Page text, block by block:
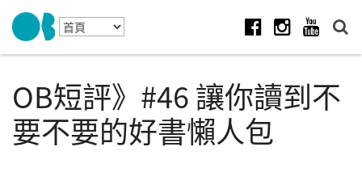
Skip to navigation
移至主內容
OB短評》#46 讓你讀到不
要不要的好書懶人包